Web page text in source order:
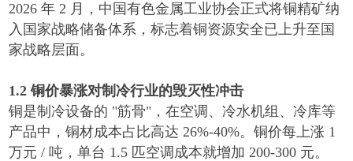
2026年2 月，中国有色金属工业协会正式将铜精矿纳
入国家战略储备体系，标志着铜资源安全已上升至国
家战略层面。
1.2铜价暴涨对制冷行业的毁灭性冲击
铜是制冷设备的 "筋骨" ，在空调、冷水机组、冷库等
产品中，铜材成本占比高达26%-40%。铜价每上涨 1
万元/吨，单台 1.5 匹空调成本就增加200-300 元。